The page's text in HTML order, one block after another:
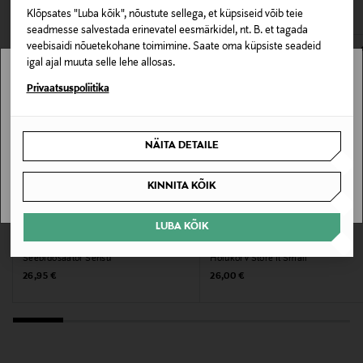
Klõpsates "Luba kõik", nõustute sellega, et küpsiseid võib teie
seadmesse salvestada erinevatel eesmärkidel, nt. B. et tagada
veebisaidi nõuetekohane toimimine. Saate oma küpsiste seadeid
igal ajal muuta selle lehe allosas.
Privaatsuspoliitika
NÄITA DETAILE
KINNITA KÕIK
LUBA KÕIK
Metall
Hooldusjuhendid
Puhastada niiske lapiga.
Värv
15 SAND
Tootjamaa
ZONE DENMARK
Seebidosaator Sensu
Original Price
26,95 €
METTE DITMER DENMARK
Hoiukorv Store It Small
Original Price
26,00 €
Stockmann pole Sinu riigis saadaval.
SAAN ARU